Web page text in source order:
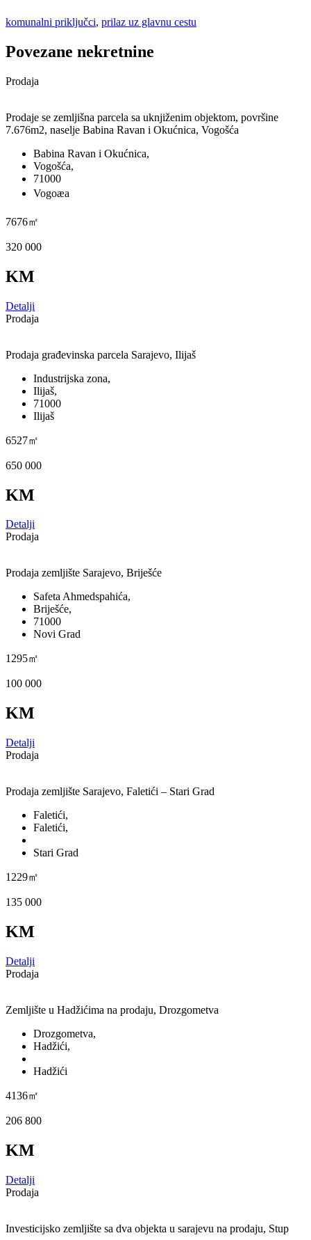
komunalni priključci, prilaz uz glavnu cestu
Povezane nekretnine
Prodaja
Prodaje se zemljišna parcela sa uknjiženim objektom, površine
7.676m2, naselje Babina Ravan i Okućnica, Vogošća
Babina Ravan i Okućnica,
Vogošća,
71000
Vogoæa
7676㎡
320 000
KM
Detalji
Prodaja
Prodaja građevinska parcela Sarajevo, Ilijaš
Industrijska zona,
Ilijaš,
71000
Ilijaš
6527㎡
650 000
KM
Detalji
Prodaja
Prodaja zemljište Sarajevo, Briješće
Safeta Ahmedspahića,
Briješće,
71000
Novi Grad
1295㎡
100 000
KM
Detalji
Prodaja
Prodaja zemljište Sarajevo, Faletići – Stari Grad
Faletići,
Faletići,
Stari Grad
1229㎡
135 000
KM
Detalji
Prodaja
Zemljište u Hadžićima na prodaju, Drozgometva
Drozgometva,
Hadžići,
Hadžići
4136㎡
206 800
KM
Detalji
Prodaja
Investicijsko zemljište sa dva objekta u sarajevu na prodaju, Stup